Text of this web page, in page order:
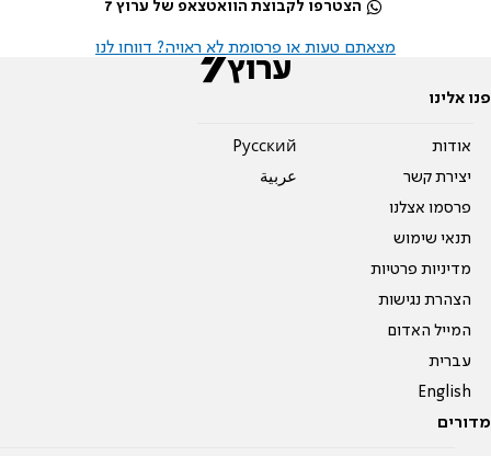
הצטרפו לקבוצת הוואטצאפ של ערוץ 7
מצאתם טעות או פרסומת לא ראויה? דווחו לנו
פנו אלינו
אודות
יצירת קשר
פרסמו אצלנו
תנאי שימוש
מדיניות פרטיות
הצהרת נגישות
המייל האדום
עברית
English
Pусский
عربية
מדורים